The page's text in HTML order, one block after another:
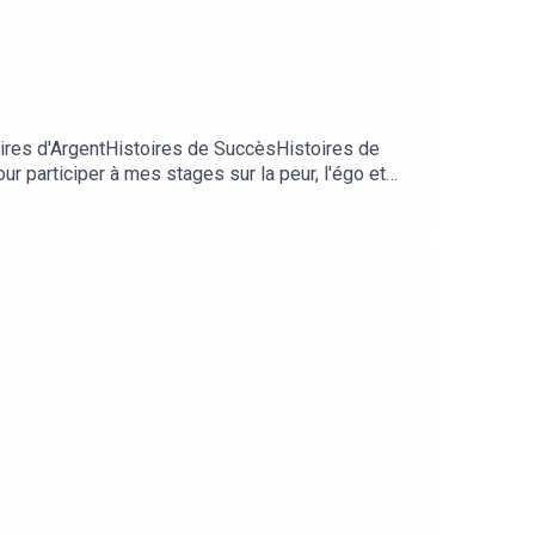
d'ArgentHistoires de SuccèsHistoires de
participer à mes stages sur la peur, l'égo et
podcasts→ Venez participer à mon